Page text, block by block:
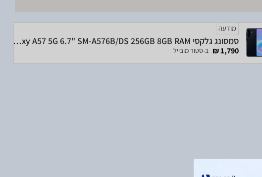
מודעה
סמסונג גלקסי Samsung Galaxy A57 5G 6.7" SM-A576B/DS 256GB 8GB RAM
1,790 ₪ ב-סטור מובייל